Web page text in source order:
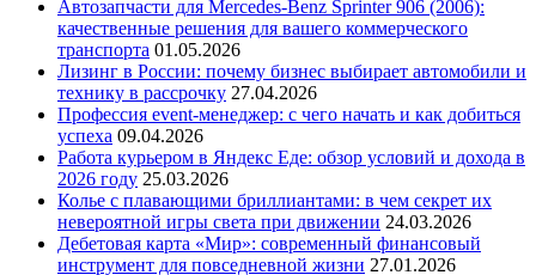
Автозапчасти для Mercedes-Benz Sprinter 906 (2006):
качественные решения для вашего коммерческого
транспорта 01.05.2026
Лизинг в России: почему бизнес выбирает автомобили и
технику в рассрочку 27.04.2026
Профессия event-менеджер: с чего начать и как добиться
успеха 09.04.2026
Работа курьером в Яндекс Еде: обзор условий и дохода в
2026 году 25.03.2026
Колье с плавающими бриллиантами: в чем секрет их
невероятной игры света при движении 24.03.2026
Дебетовая карта «Мир»: современный финансовый
инструмент для повседневной жизни 27.01.2026